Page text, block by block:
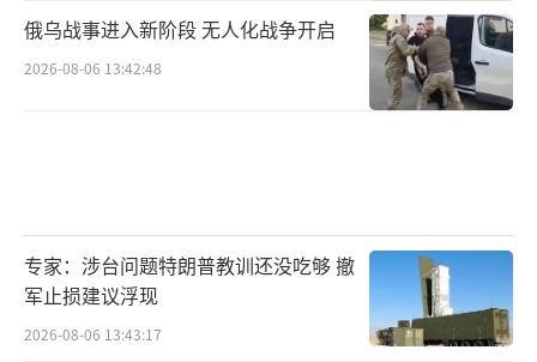
俄乌战事进入新阶段 无人化战争开启
2026-08-06 13:42:48
专家：涉台问题特朗普教训还没吃够 撤
军止损建议浮现
2026-08-06 13:43:17